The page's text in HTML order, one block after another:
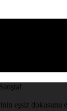
eşsiz dokusunu